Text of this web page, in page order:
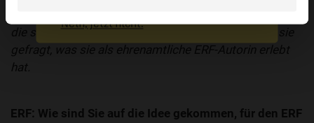
die sie schreibt, Gedanken und Impulse. Wir haben sie
gefragt, was sie als ehrenamtliche ERF-Autorin erlebt
hat.
ERF: Wie sind Sie auf die Idee gekommen, für den ERF
Nein, jetzt nicht.